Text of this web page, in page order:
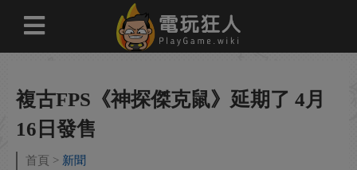
複古FPS《神探傑克鼠》延期了 4月
16日發售
首頁 新聞